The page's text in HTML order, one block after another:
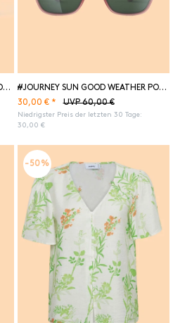
#JOURNEY SUN GOOD WEATHER POLARIZED BLACK
#JOURNEY SUN GOOD WEATHER POLARIZED PALE PINK
UVP 60,00 €
30,00 € *
Niedrigster Preis der letzten 30 Tage:
30,00 €
-50%